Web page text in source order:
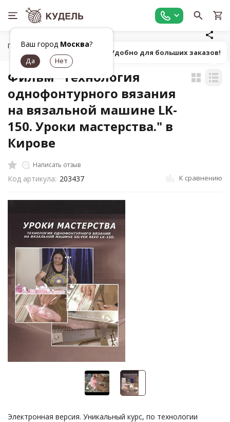
Ваш город Москва?
Главная Игрушки, книги, журналы, фильмы
Фильм "Технология
однофонтурного вязания
на вязальной машине LK-
150. Уроки мастерства." в
Кирове
Написать отзыв
Код артикула: 203437 К сравнению
Электронная версия. Уникальный курс, по технологии
Попробуй! Удобно для больших заказов!